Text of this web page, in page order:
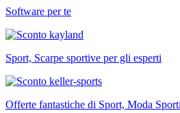
Software per te
Sport, Scarpe sportive per gli esperti
Offerte fantastiche di Sport, Moda